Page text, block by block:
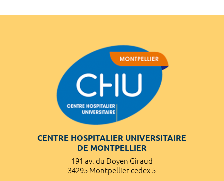
CENTRE HOSPITALIER UNIVERSITAIRE
DE MONTPELLIER
191 av. du Doyen Giraud
34295 Montpellier cedex 5